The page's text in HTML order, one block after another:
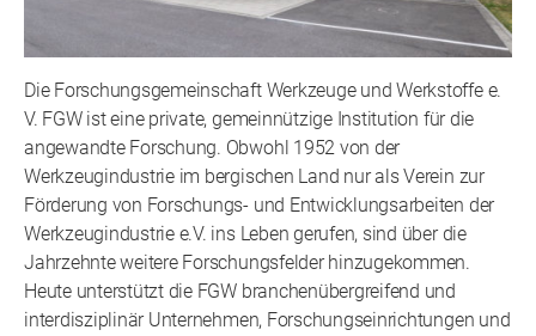
Die Forschungsgemeinschaft Werkzeuge und Werkstoffe e.
V. FGW ist eine private, gemeinnützige Institution für die
angewandte Forschung. Obwohl 1952 von der
Werkzeugindustrie im bergischen Land nur als Verein zur
Förderung von Forschungs- und Entwicklungsarbeiten der
Werkzeugindustrie e.V. ins Leben gerufen, sind über die
Jahrzehnte weitere Forschungsfelder hinzugekommen.
Heute unterstützt die FGW branchenübergreifend und
interdisziplinär Unternehmen, Forschungseinrichtungen und